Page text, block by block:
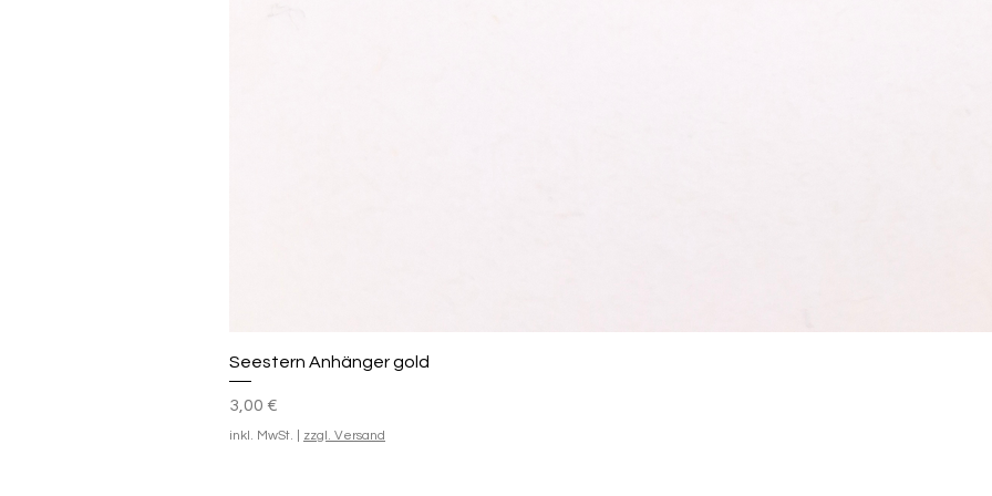
Seestern Anhänger gold
Preis
3,00 €
inkl. MwSt. zzgl. Versand